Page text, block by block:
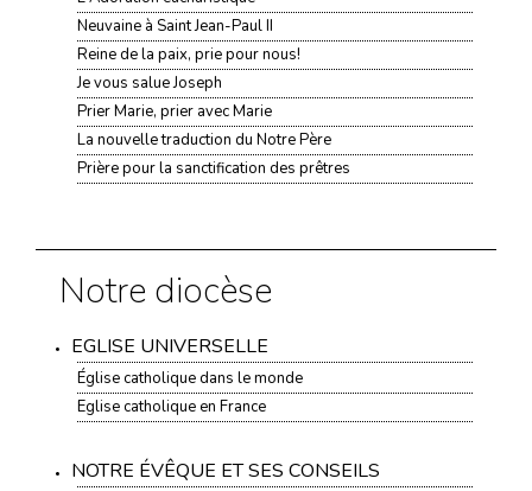
Neuvaine à Saint Jean-Paul II
Reine de la paix, prie pour nous!
Je vous salue Joseph
Prier Marie, prier avec Marie
La nouvelle traduction du Notre Père
Prière pour la sanctification des prêtres
Notre diocèse
EGLISE UNIVERSELLE
Église catholique dans le monde
Eglise catholique en France
NOTRE ÉVÊQUE ET SES CONSEILS